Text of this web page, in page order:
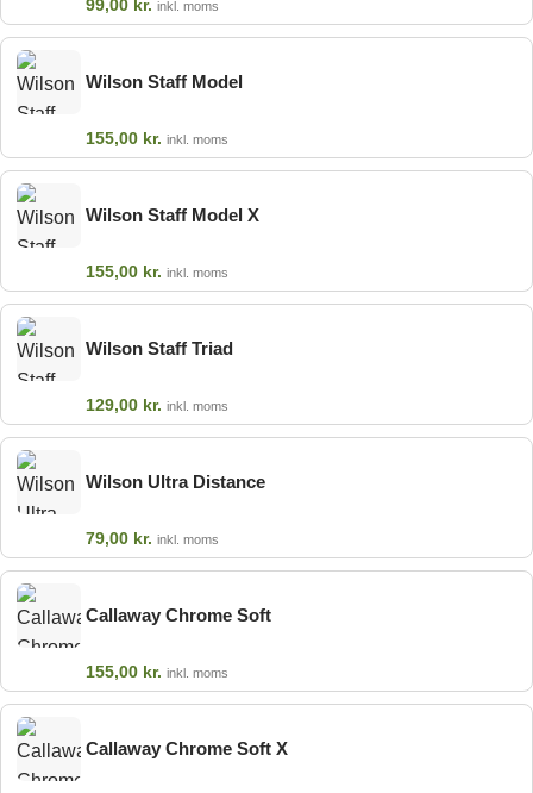
99,00 kr. inkl. moms
Wilson Staff Model
155,00 kr. inkl. moms
Wilson Staff Model X
155,00 kr. inkl. moms
Wilson Staff Triad
129,00 kr. inkl. moms
Wilson Ultra Distance
79,00 kr. inkl. moms
Callaway Chrome Soft
155,00 kr. inkl. moms
Callaway Chrome Soft X